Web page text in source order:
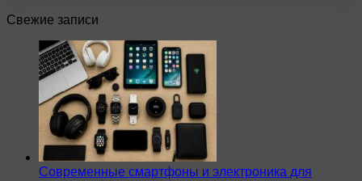
Свежие записи
Современные смартфоны и электроника для